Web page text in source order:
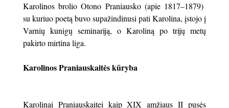
Karolinos brolio Otono Praniausko (apie 1817–1879)
su kuriuo poetą buvo supažindinusi pati Karolina, įstojo į
Varnių kunigų seminariją, o Karoliną po trijų metų
pakirto mirtina liga.
Karolinos Praniauskaitės kūryba
Karolinai Praniauskaitei kaip XIX amžiaus II pusės